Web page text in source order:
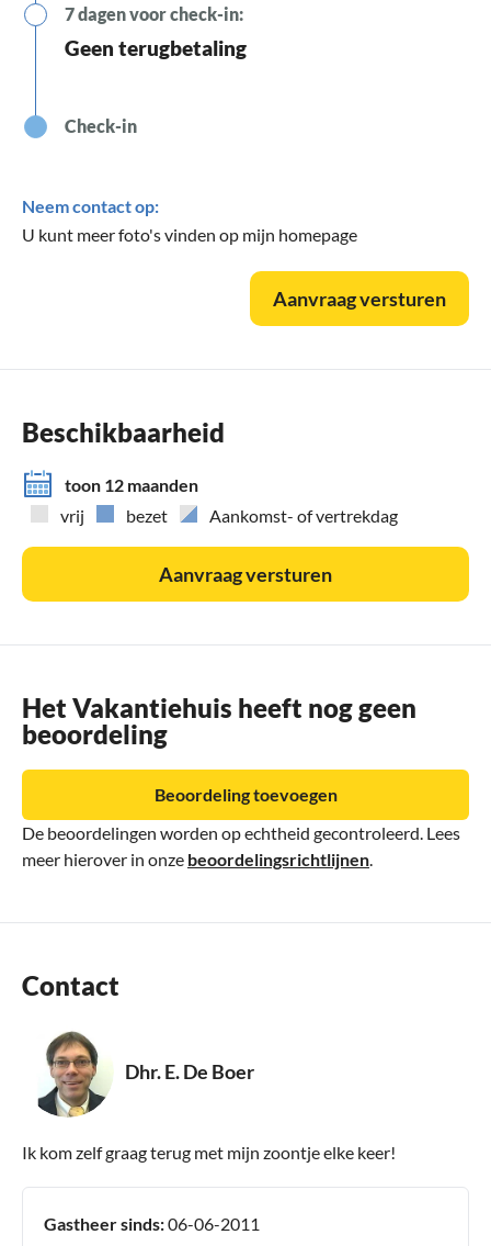
7 dagen voor check-in:
Geen terugbetaling
Check-in
Neem contact op:
U kunt meer foto's vinden op mijn homepage
Aanvraag versturen
Beschikbaarheid
toon 12 maanden
vrij
bezet Aankomst- of vertrekdag
Aanvraag versturen
Het Vakantiehuis heeft nog geen
beoordeling
De beoordelingen worden op echtheid gecontroleerd. Lees
meer hierover in onze beoordelingsrichtlijnen
Beoordeling toevoegen
Contact
Dhr. E. De Boer
Ik kom zelf graag terug met mijn zoontje elke keer!
Gastheer sinds:06-06-2011